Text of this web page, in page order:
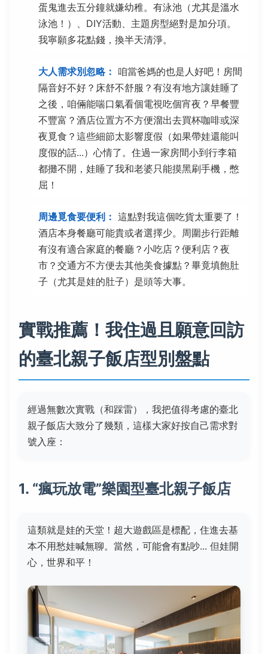
蛋鬼進去五分鐘就嫌幼稚。有泳池（尤其是溫水
泳池！）、DIY活動、主題房型絕對是加分項。
我寧願多花點錢，換半天清淨。
大人需求別忽略： 咱當爸媽的也是人好吧！房間
隔音好不好？床舒不舒服？有沒有地方讓娃睡了
之後，咱倆能喘口氣看個電視吃個宵夜？早餐豐
不豐富？酒店位置方不方便溜出去買杯咖啡或深
夜覓食？這些細節太影響度假（如果帶娃還能叫
度假的話...）心情了。住過一家房間小到行李箱
都攤不開，娃睡了我和老婆只能摸黑刷手機，憋
屈！
周邊覓食要便利： 這點對我這個吃貨太重要了！
酒店本身餐廳可能貴或者選擇少。周圍步行距離
有沒有適合家庭的餐廳？小吃店？便利店？夜
市？交通方不方便去其他美食據點？畢竟填飽肚
子（尤其是娃的肚子）是頭等大事。
實戰推薦！我住過且願意回訪
的臺北親子飯店型別盤點
經過無數次實戰（和踩雷），我把值得考慮的臺北
親子飯店大致分了幾類，這樣大家好按自己需求對
號入座：
1. “瘋玩放電”樂園型臺北親子飯店
這類就是娃的天堂！超大遊戲區是標配，住進去基
本不用愁娃喊無聊。當然，可能會有點吵... 但娃開
心，世界和平！